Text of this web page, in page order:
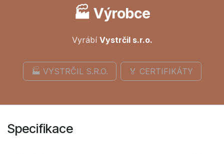
🏭 Výrobce
Vyrábí Vystrčil s.r.o.
🏭 VYSTRČIL S.R.O. 🏅 CERTIFIKÁTY
Specifikace